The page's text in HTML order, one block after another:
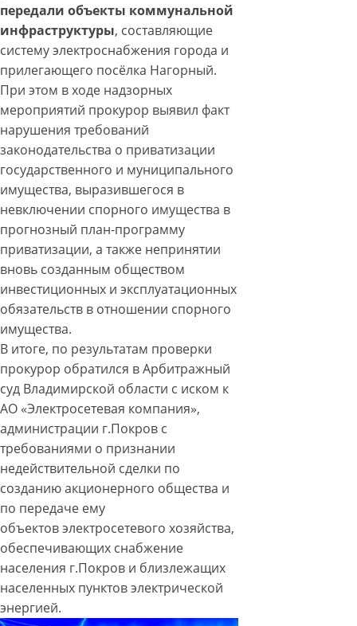
передали объекты коммунальной
инфраструктуры, составляющие
систему электроснабжения города и
прилегающего посёлка Нагорный.
При этом в ходе надзорных
мероприятий прокурор выявил факт
нарушения требований
законодательства о приватизации
государственного и муниципального
имущества, выразившегося в
невключении спорного имущества в
прогнозный план-программу
приватизации, а также непринятии
вновь созданным обществом
инвестиционных и эксплуатационных
обязательств в отношении спорного
имущества.
В итоге, по результатам проверки
прокурор обратился в Арбитражный
суд Владимирской области с иском к
АО «Электросетевая компания»,
администрации г.Покров с
требованиями о признании
недействительной сделки по
созданию акционерного общества и
по передаче ему
объектовэлектросетевого хозяйства,
обеспечивающих снабжение
населения г.Покров и близлежащих
населенных пунктов электрической
энергией.